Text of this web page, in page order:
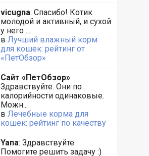
vicugna: Спасибо! Котик
молодой и активный, и сухой
у него ...
в Лучший влажный корм
для кошек: рейтинг от
«ПетОбзор»
Сайт «ПетОбзор»:
Здравствуйте. Они по
калорийности одинаковые.
Можн...
в Лечебные корма для
кошек: рейтинг по качеству
Yana: Здравствуйте.
Помогите решить задачу :)